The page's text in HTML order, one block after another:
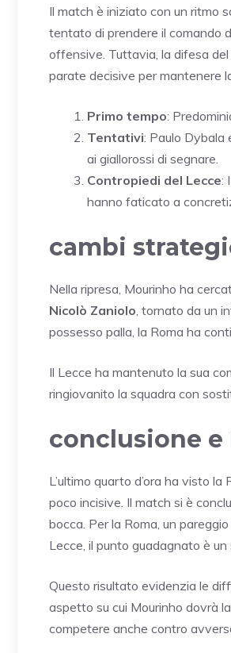
Il match è iniziato con un ritmo
tentato di prendere il comando
offensive. Tuttavia, la difesa
parate decisive per mantenere
Primo tempo:
Tentativi: Paulo Dybala
ai giallorossi di segnare.
Contropiedi del Lecce:
hanno faticato a
cambi
Nella ripresa, Mourinho ha
Nicolò Zaniolo , tornato da un
possesso palla, la Roma ha
Il Lecce ha mantenuto la sua
ringiovanito la squadra con
conclusione
L’ultimo quarto d’ora ha visto
poco incisive. Il match si è
bocca. Per la Roma, un
Lecce, il punto guadagnato è
Questo risultato evidenzia le
aspetto su cui Mourinho dovrà
competere anche contro